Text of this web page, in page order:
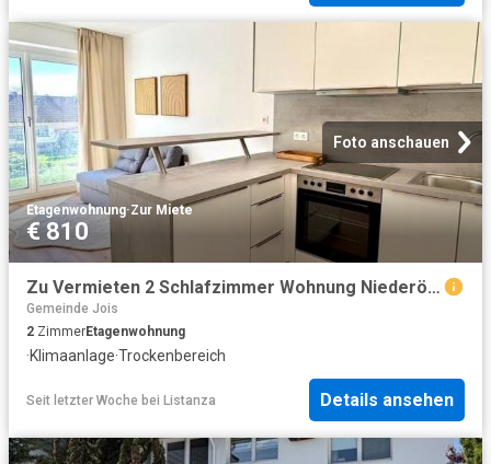
Foto anschauen
Etagenwohnung·Zur Miete
€ 810
Zu Vermieten 2 Schlafzimmer Wohnung Niederösterreich Niederösterreich DS104642201
Gemeinde Jois
2 ZimmerEtagenwohnung
·Klimaanlage·Trockenbereich
Seit letzter Woche bei Listanza Details ansehen